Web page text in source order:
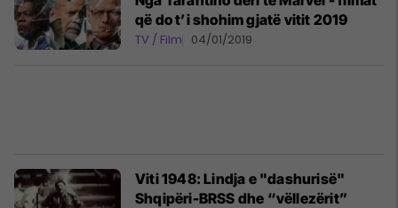
që do t’i shohim gjatë vitit 2019
TV / Film 04/01/2019
Viti 1948: Lindja e "dashurisë"
Shqipëri-BRSS dhe “vëllezërit”